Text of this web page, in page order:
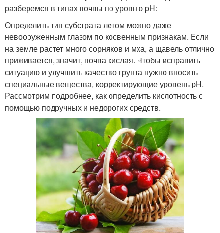
разберемся в типах почвы по уровню pH:
Определить тип субстрата летом можно даже
невооруженным глазом по косвенным признакам. Если
на земле растет много сорняков и мха, а щавель отлично
приживается, значит, почва кислая. Чтобы исправить
ситуацию и улучшить качество грунта нужно вносить
специальные вещества, корректирующие уровень pH.
Рассмотрим подробнее, как определить кислотность с
помощью подручных и недорогих средств.